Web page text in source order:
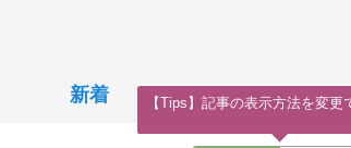
新着 【Tips】記事の表示方法を変更